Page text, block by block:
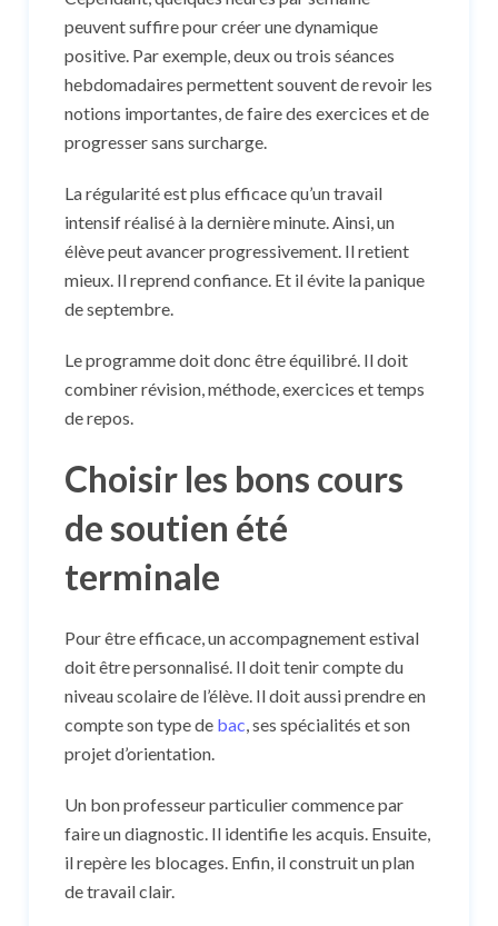
peuvent suffire pour créer une dynamique
positive. Par exemple, deux ou trois séances
hebdomadaires permettent souvent de revoir les
notions importantes, de faire des exercices et de
progresser sans surcharge.
La régularité est plus efficace qu’un travail
intensif réalisé à la dernière minute. Ainsi, un
élève peut avancer progressivement. Il retient
mieux. Il reprend confiance. Et il évite la panique
de septembre.
Le programme doit donc être équilibré. Il doit
combiner révision, méthode, exercices et temps
de repos.
Choisir les bons cours
de soutien été
terminale
Pour être efficace, un accompagnement estival
doit être personnalisé. Il doit tenir compte du
niveau scolaire de l’élève. Il doit aussi prendre en
compte son type de bac, ses spécialités et son
projet d’orientation.
Un bon professeur particulier commence par
faire un diagnostic. Il identifie les acquis. Ensuite,
il repère les blocages. Enfin, il construit un plan
de travail clair.